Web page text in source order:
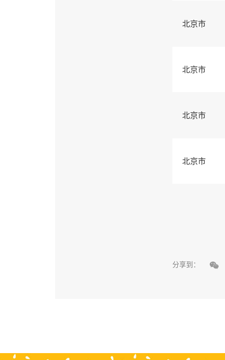
北京市
北京市
北京市
北京市
分享到： 